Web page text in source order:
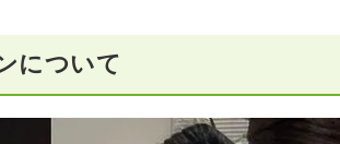
について